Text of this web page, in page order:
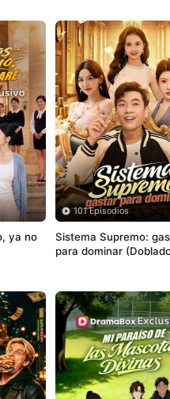
ya no
101 Episodios
Sistema Supremo:
para dominar